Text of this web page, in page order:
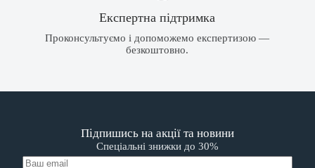
Експертна підтримка
Проконсультуємо і допоможемо експертизою —
безкоштовно.
Підпишись на акції та новини
Спеціальні знижки до 30%